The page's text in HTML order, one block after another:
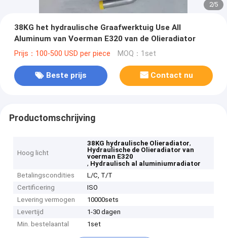
2/5
38KG het hydraulische Graafwerktuig Use All
Aluminum van Voerman E320 van de Olieradiator
Prijs：100-500 USD per piece MOQ：1set
Beste prijs Contact nu
Productomschrijving
Hoog licht
38KG hydraulische Olieradiator,
Hydraulische de Olieradiator van
voerman E320
, Hydraulisch al aluminiumradiator
Betalingscondities
L/C, T/T
Certificering
ISO
Levering vermogen
10000sets
Levertijd
1-30 dagen
Min. bestelaantal
1set